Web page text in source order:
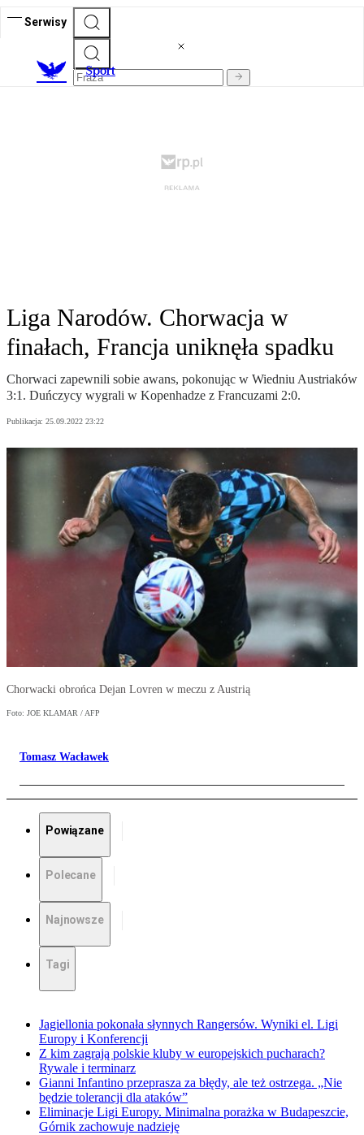
Serwisy
Sport
Liga Narodów. Chorwacja w
finałach, Francja uniknęła spadku
Chorwaci zapewnili sobie awans, pokonując w Wiedniu Austriaków
3:1. Duńczycy wygrali w Kopenhadze z Francuzami 2:0.
Publikacja: 25.09.2022 23:22
Chorwacki obrońca Dejan Lovren w meczu z Austrią
Foto: JOE KLAMAR / AFP
Tomasz Wacławek
Powiązane
Polecane
Najnowsze
Tagi
Jagiellonia pokonała słynnych Rangersów. Wyniki el. Ligi
Europy i Konferencji
Z kim zagrają polskie kluby w europejskich pucharach?
Rywale i terminarz
Gianni Infantino przeprasza za błędy, ale też ostrzega. „Nie
będzie tolerancji dla ataków”
Eliminacje Ligi Europy. Minimalna porażka w Budapeszcie,
Górnik zachowuje nadzieję